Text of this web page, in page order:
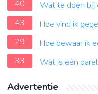
40
Wat te doen bij
43
Hoe vind ik
29
Hoe bewaar ik
33
Wat is een
Advertentie